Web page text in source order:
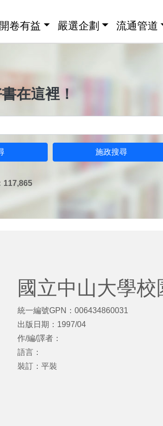
卷有益 嚴選企劃 流通管道
在這裡！
施政搜尋
117,865
國立中山大學校
統一編號GPN：006434860031
出版日期：1997/04
作/編/譯者：
語言：
裝訂：平裝